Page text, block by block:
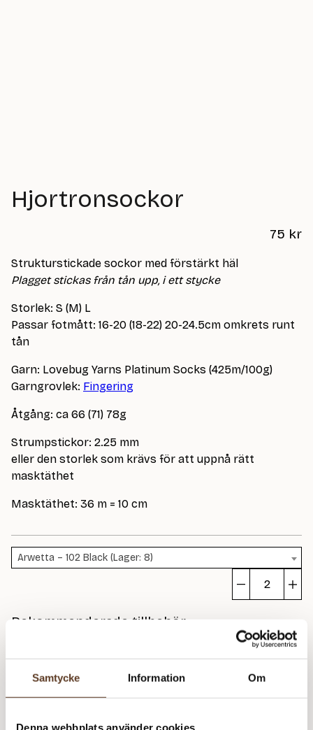
Samtycke Information Om
Denna webbplats använder cookies
Hjortronsockor
75 kr
Strukturstickade sockor med förstärkt häl
Plagget stickas från tån upp, i ett stycke
Storlek: S (M) L
Passar fotmått: 16-20 (18-22) 20-24.5cm omkrets runt
tån
Garn: Lovebug Yarns Platinum Socks (425m/100g)
Garngrovlek: Fingering
Åtgång: ca 66 (71) 78g
Strumpstickor: 2.25 mm
eller den storlek som krävs för att uppnå rätt
masktäthet
Masktäthet: 36 m = 10 cm
Arwetta – 102 Black (Lager: 8)
Rekommenderade tillbehör
Prisspecifikation